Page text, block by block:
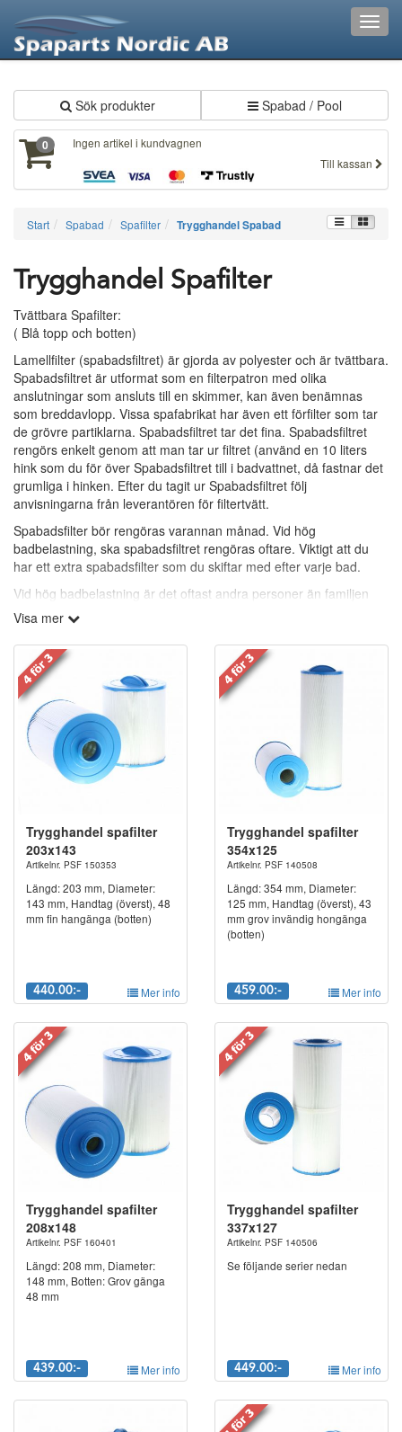
Sök produkter Spabad / Pool
0
Ingen artikel i kundvagnen
Till kassan
Start Spabad Spafilter Trygghandel Spabad
Trygghandel Spafilter
Tvättbara Spafilter:
( Blå topp och botten)
Lamellfilter (spabadsfiltret) är gjorda av polyester och är tvättbara.
Spabadsfiltret är utformat som en filterpatron med olika
anslutningar som ansluts till en skimmer, kan även benämnas
som breddavlopp. Vissa spafabrikat har även ett förfilter som tar
de grövre partiklarna. Spabadsfiltret tar det fina. Spabadsfiltret
rengörs enkelt genom att man tar ur filtret (använd en 10 liters
hink som du för över Spabadsfiltret till i badvattnet, då fastnar det
grumliga i hinken. Efter du tagit ur Spabadsfiltret följ
anvisningarna från leverantören för filtertvätt.
Spabadsfilter bör rengöras varannan månad. Vid hög
badbelastning, ska spabadsfiltret rengöras oftare. Viktigt att du
har ett extra spabadsfilter som du skiftar med efter varje bad.
Vid hög badbelastning är det oftast andra personer än familjen
som badar och de har en annan bakterieflora.
Viktigaste är att alla badande tvättar sig ordentligt före och efter
bad.
Rengöringsfria spabadsfilter:
(Vita med grå topp och botten.)
Polypropylen-filter är mycket effektiva på att samla in icke-
önskvärda partiklar ur vattnet. Polypropylen, ligger i lager inuti
filtret för att bort smutsen. Polypropylen i folkmun benämnas även
som rengöringsfria filter. Polypropylen-filter tar bort partiklar ner till
ca var 3e månad. Har du 2st. byter du var 6e månad osv. Det
man ska ta i beaktning är hur stor badbelastningen är.
Viktigaste är att alla badande tvättar sig ordentligt före och efter
bad.
Har du frågor om spabadsfilter går det givets bra att kontakta vårt
team. Bäst är att du mailar din fråga för snabbare
Visa mer
Trygghandel spafilter
203x143
Artikelnr. PSF 150353
Längd: 203 mm, Diameter:
143 mm, Handtag (överst), 48
mm fin hangänga (botten)
440.00:- Mer info
Trygghandel spafilter
354x125
Artikelnr. PSF 140508
Längd: 354 mm, Diameter:
125 mm, Handtag (överst), 43
mm grov invändig hongänga
(botten)
459.00:- Mer info
Trygghandel spafilter
208x148
Artikelnr. PSF 160401
Längd: 208 mm, Diameter:
148 mm, Botten: Grov gänga
48 mm
439.00:- Mer info
Trygghandel spafilter
337x127
Artikelnr. PSF 140506
Se följande serier nedan
449.00:- Mer info